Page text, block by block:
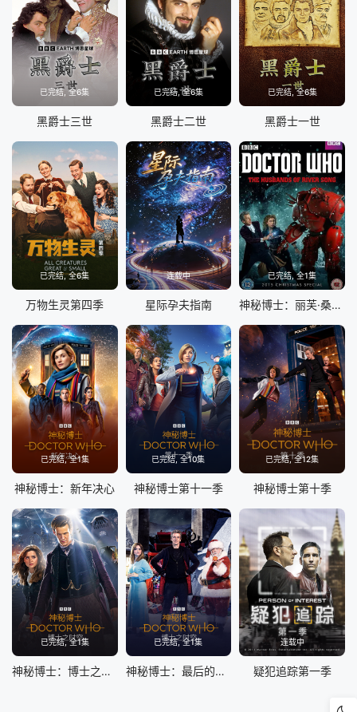
已完结, 全6集
黑爵士三世
已完结, 全6集
黑爵士二世
已完结, 全6集
黑爵士一世
已完结, 全6集
万物生灵第四季
连载中
星际孕夫指南
已完结, 全1集
神秘博士：丽芙·桑恩的丈夫
已完结, 全1集
神秘博士：新年决心
已完结, 全10集
神秘博士第十一季
已完结, 全12集
神秘博士第十季
已完结, 全1集
神秘博士：博士之时空
已完结, 全1集
神秘博士：最后的圣诞节
连载中
疑犯追踪第一季